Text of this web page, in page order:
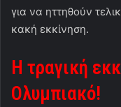
για να ηττηθούν
κακή εκκίνηση.
Η τραγική
Ολυμπιακό!